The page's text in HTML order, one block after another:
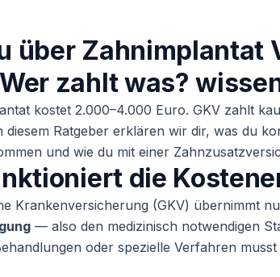
über Zahnimplantat
zahlt was?
kostet 2.000–4.000 Euro. GKV zahlt
diesem Ratgeber erklären wir dir, was du
und wie du mit einer
die
Krankenversicherung (GKV) übernimmt
— also den medizinisch notwendigen
oder spezielle Verfahren